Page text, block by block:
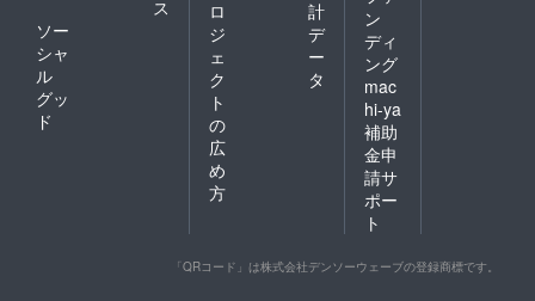
ス
ソー
シャ
ル
グッ
ド
ロ
ジ
ェ
ク
ト
の
広
め
方
計
デ
ー
タ
ン
ディ
ング
mac
hi-ya
補助
金申
請サ
ポー
ト
「QRコード」は株式会社デンソーウェーブの登録商標です。